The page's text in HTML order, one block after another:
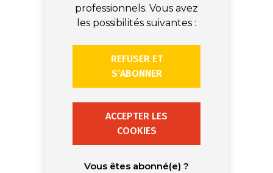
professionnels. Vous avez
les possibilités suivantes :
REFUSER ET
S’ABONNER
ACCEPTER LES
COOKIES
Vous êtes abonné(e) ?